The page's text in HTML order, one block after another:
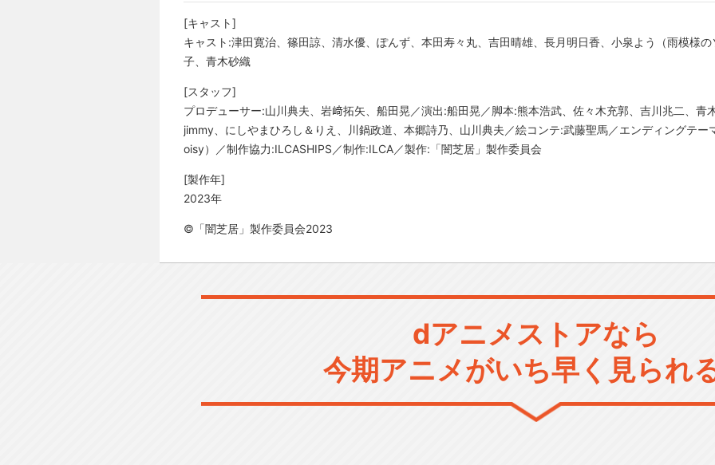
[キャスト]
キャスト:津田寛治、篠田諒、清水優、ぽんず、本田寿々丸、吉田晴雄、長月明日香、小泉よう（雨模様
子、青木砂織
[スタッフ]
プロデューサー:山川典夫、岩﨑拓矢、船田晃／演出:船田晃／脚本:熊本浩武、佐々木充郭、吉川兆二、青
jimmy、にしやまひろし＆りえ、川鍋政道、本郷詩乃、山川典夫／絵コンテ:武藤聖馬／エンディングテー
oisy）／制作協力:ILCASHIPS／制作:ILCA／製作:「闇芝居」製作委員会
[製作年]
2023年
©「闇芝居」製作委員会2023
dアニメストアなら
今期アニメがいち早く見られ